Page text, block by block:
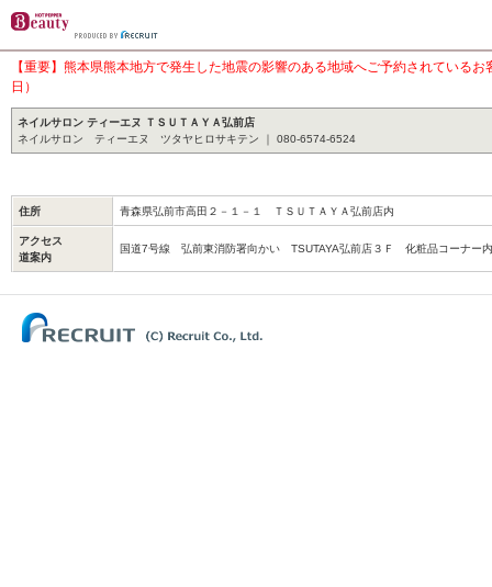
【重要】熊本県熊本地方で発生した地震の影響のある地域へご予約されている
日）
ネイルサロン ティーエヌ ＴＳＵＴＡＹＡ弘前店
ネイルサロン ティーエヌ ツタヤヒロサキテン ｜ 080-6574-6524
住所 青森県弘前市高田２－１－１ ＴＳＵＴＡＹＡ弘前店内
アクセス
道案内
国道7号線 弘前東消防署向かい TSUTAYA弘前店３Ｆ 化粧品コーナー